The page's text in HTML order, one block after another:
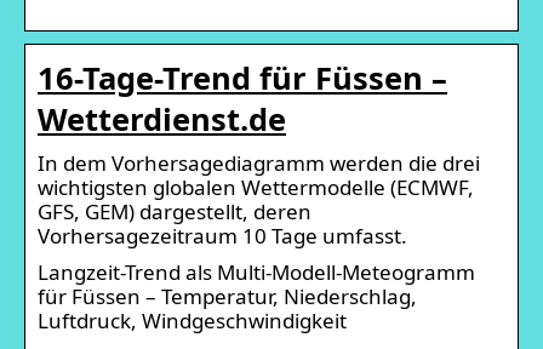
16-Tage-Trend für Füssen –
Wetterdienst.de
In dem Vorhersagediagramm werden die drei
wichtigsten globalen Wettermodelle (ECMWF,
GFS, GEM) dargestellt, deren
Vorhersagezeitraum 10 Tage umfasst.
Langzeit-Trend als Multi-Modell-Meteogramm
für Füssen – Temperatur, Niederschlag,
Luftdruck, Windgeschwindigkeit